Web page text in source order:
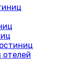
отелей